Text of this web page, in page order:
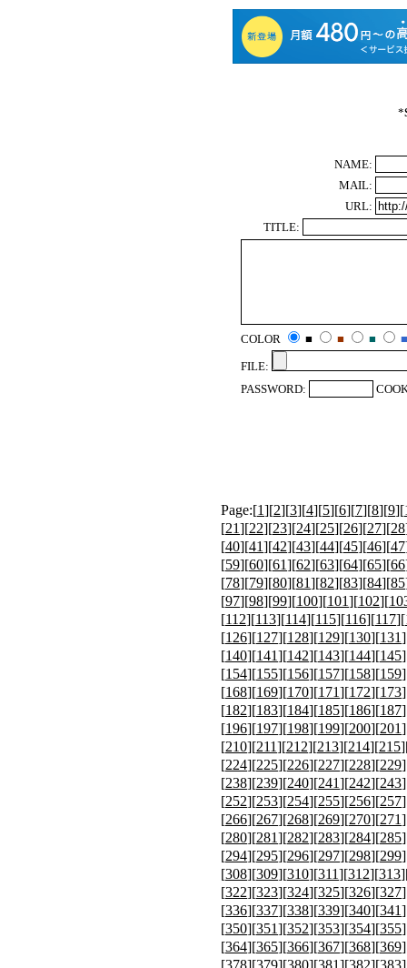
*
NAME:
MAIL:
URL:
TITLE:
COLOR ■ ■ ■
■
FILE:
PASSWORD:
Page:[1][2][3][4][5][6][7][8][9][
[21][22][23][24][25][26][27][28
[40][41][42][43][44][45][46][47
[59][60][61][62][63][64][65][66
[78][79][80][81][82][83][84][85
[97][98][99][100][101][102][
[112][113][114][115][116][117][
[126][127][128][129][130][131
[140][141][142][143][144][145
[154][155][156][157][158][159
[168][169][170][171][172][173
[182][183][184][185][186][187
[196][197][198][199][200][201
[210][211][212][213][214][215
[224][225][226][227][228][229
[238][239][240][241][242][243
[252][253][254][255][256][257
[266][267][268][269][270][271
[280][281][282][283][284][285
[294][295][296][297][298][299
[308][309][310][311][312][313
[322][323][324][325][326][327
[336][337][338][339][340][341
[350][351][352][353][354][355
[364][365][366][367][368][369
[378][379][380][381][382][383